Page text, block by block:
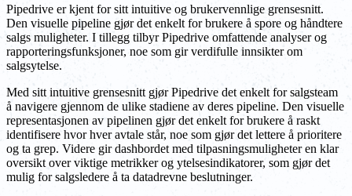
Pipedrive er kjent for sitt intuitive og brukervennlige grensesnitt.
Den visuelle pipeline gjør det enkelt for brukere å spore og håndtere
salgs muligheter. I tillegg tilbyr Pipedrive omfattende analyser og
rapporteringsfunksjoner, noe som gir verdifulle innsikter om
salgsytelse.
Med sitt intuitive grensesnitt gjør Pipedrive det enkelt for salgsteam
å navigere gjennom de ulike stadiene av deres pipeline. Den visuelle
representasjonen av pipelinen gjør det enkelt for brukere å raskt
identifisere hvor hver avtale står, noe som gjør det lettere å prioritere
og ta grep. Videre gir dashbordet med tilpasningsmuligheter en klar
oversikt over viktige metrikker og ytelsesindikatorer, som gjør det
mulig for salgsledere å ta datadrevne beslutninger.